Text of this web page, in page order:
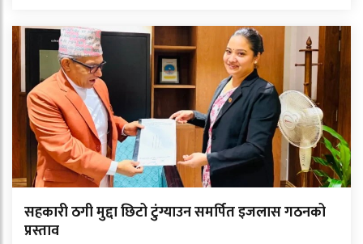
सहकारी ठगी मुद्दा छिटो टुंग्याउन समर्पित इजलास गठनको
प्रस्ताव